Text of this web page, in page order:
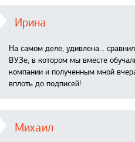
Ирина
На самом деле, удивлена…
ВУЗе, в котором мы вместе
компании и полученным мной
вплоть до подписей!
Михаил